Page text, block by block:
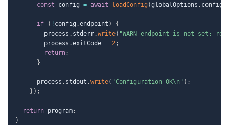
const config = await loadConfig (globalOptions . config
if ( ! config .endpoint )
{
        process
. stderr.write( "WARN endpoint is not set;
        process
.exitCode = 2;
return;
}
      process
. stdout .write( "Configuration OK\n" ) ;
} ) ;
return program;
}